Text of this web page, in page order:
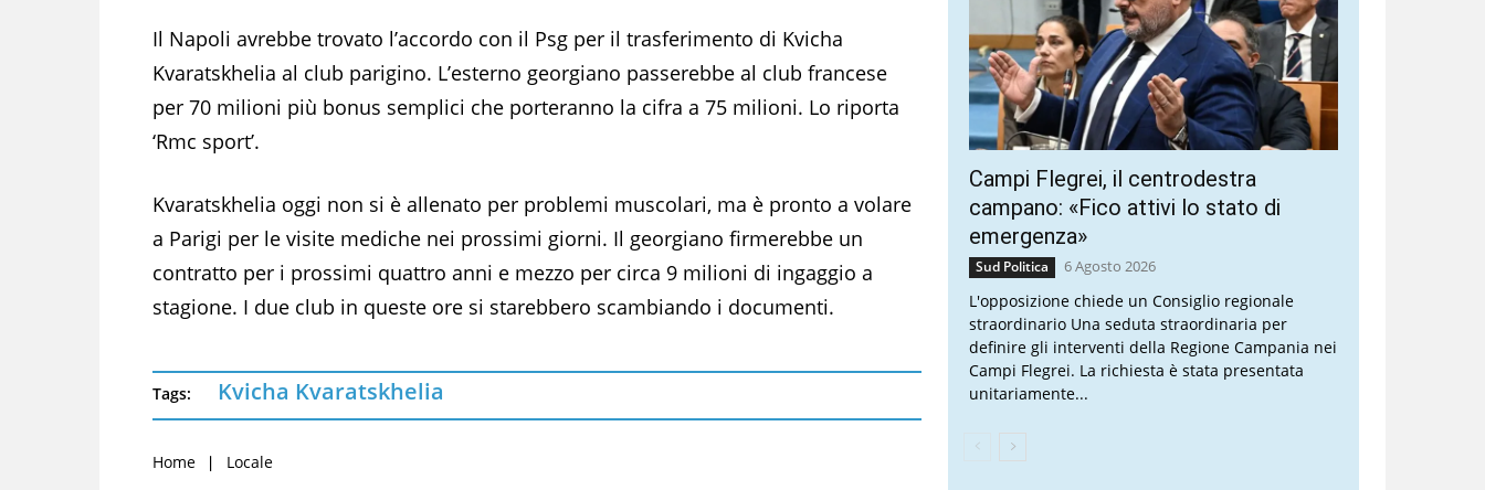
Il Napoli avrebbe trovato l’accordo con il Psg per il trasferimento di Kvicha
Kvaratskhelia al club parigino. L’esterno georgiano passerebbe al club francese
per 70 milioni più bonus semplici che porteranno la cifra a 75 milioni. Lo riporta
‘Rmc sport’.
Kvaratskhelia oggi non si è allenato per problemi muscolari, ma è pronto a volare
a Parigi per le visite mediche nei prossimi giorni. Il georgiano firmerebbe un
contratto per i prossimi quattro anni e mezzo per circa 9 milioni di ingaggio a
stagione. I due club in queste ore si starebbero scambiando i documenti.
Tags: Kvicha Kvaratskhelia
Home Locale
Campi Flegrei, il centrodestra
campano: «Fico attivi lo stato di
emergenza»
Sud Politica 6 Agosto 2026
L'opposizione chiede un Consiglio regionale
straordinario Una seduta straordinaria per
definire gli interventi della Regione Campania nei
Campi Flegrei. La richiesta è stata presentata
unitariamente...